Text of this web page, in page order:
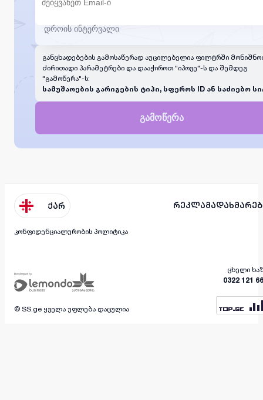
განცხადებების გამოსაწერად აუცილებელია ფილტრში
ძირითადი პარამეტრები და დააჭიროთ "იპოვე"-ს და შემდეგ
"გამოწერა"-ს:
სამუშაოების გარიგების ტიპი, სფეროს ID ან საძიებო
გამოწერა
ქარ რეკლამა
კონფიდენციალურობის პოლიტიკა
ცხელი
0322 121
© SS.ge ყველა უფლება დაცულია